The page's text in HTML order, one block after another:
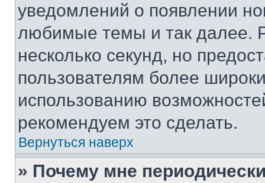
уведомлений о появлении
любимые темы и так далее.
несколько секунд, но
пользователям более
использованию
рекомендуем это сделать.
Вернуться наверх
» Почему мне